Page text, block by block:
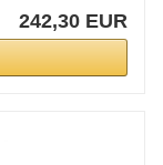
242,30 EUR